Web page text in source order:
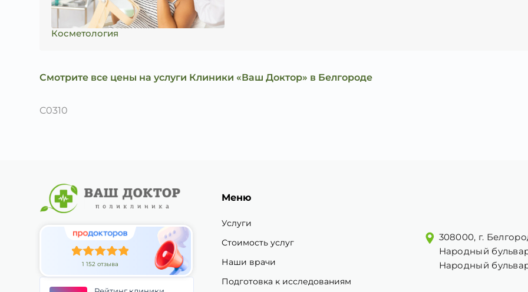
Косметология
Смотрите все цены на услуги Клиники «Ваш Доктор» в Белгороде
C0310
1 152 отзыва
Меню
Услуги
Стоимость услуг
Наши врачи
Подготовка к исследованиям
308000, г.
Народный
Народный